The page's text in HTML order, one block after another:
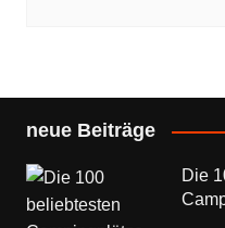
neue Beiträge
Die